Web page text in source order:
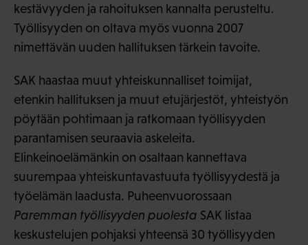
kestävyyden ja rahoituksen kannalta perusteltu.
Työllisyyden on oltava myös vuonna 2007
nimettävän uuden hallituksen tärkein tavoite.
SAK haastaa muut yhteiskunnalliset toimijat,
etenkin hallituksen ja muut etujärjestöt, yhteistyön
pöytään pohtimaan ja ratkomaan työllisyyden
parantamisen seuraavia askeleita.
Elinkeinoelämänkin on osaltaan kannettava
suurempaa yhteiskuntavastuuta työllisyydestä ja
työelämän laadusta. Puheenvuorossaan
Paremman työllisyyden puolesta SAK listaa
keskustelujen pohjaksi yhteensä 30 työllisyyden